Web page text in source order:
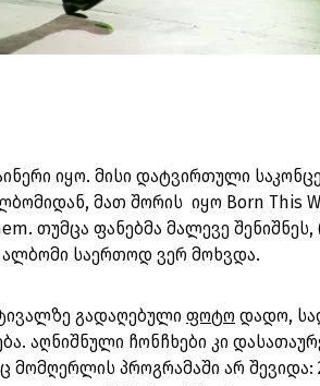
იყო. მისი დატვირთული
მათ შორის იყო Born This
თუმცა ფანებმა მალევე შენიშნეს,
ალბომი საერთოდ ვერ მოხვდა.
გადაღებული ფოტო დადო,
აღნიშნული ჩონჩხები კი
პროგრამაში არ შევიდა: